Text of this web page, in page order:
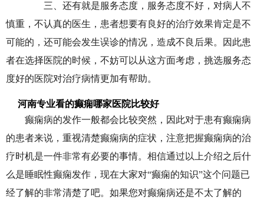
三、还有就是服务态度，服务态度不好，对病人不
慎重，不认真的医生，患者想要有良好的治疗效果肯定是不
可能的，还可能会发生误诊的情况，造成不良后果。因此患
者在选择医院的时候，不妨可以从这方面考虑，挑选服务态
度好的医院对治疗病情更加有帮助。
河南专业看的癫痫哪家医院比较好
癫痫病的发作一般都会比较突然，因此对于患有癫痫病
的患者来说，重视清楚癫痫病的症状，注意把握癫痫病的治
疗时机是一件非常有必要的事情。相信通过以上介绍之后什
么是睡眠性癫痫发作，现在大家对“癫痫的知识”这个问题已
经了解的非常清楚了吧。如果您对癫痫病还是不太了解的